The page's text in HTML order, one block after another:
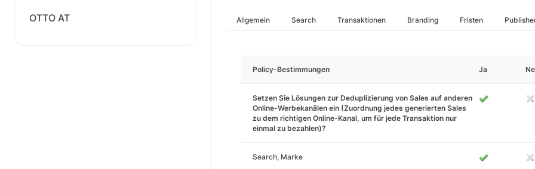
OTTO AT Allgemein Search Transaktionen Branding Fristen
Policy-Bestimmungen Ja
Setzen Sie Lösungen zur Deduplizierung von Sales auf anderen
Online-Werbekanälen ein (Zuordnung jedes generierten Sales
zu dem richtigen Online-Kanal, um für jede Transaktion nur
einmal zu bezahlen)?
Search, Marke